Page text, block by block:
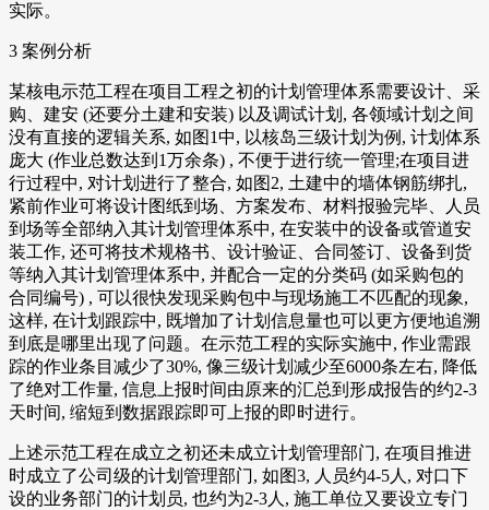
实际。
3 案例分析
某核电示范工程在项目工程之初的计划管理体系需要设计、采
购、建安 (还要分土建和安装) 以及调试计划, 各领域计划之间
没有直接的逻辑关系, 如图1中, 以核岛三级计划为例, 计划体系
庞大 (作业总数达到1万余条) , 不便于进行统一管理;在项目进
行过程中, 对计划进行了整合, 如图2, 土建中的墙体钢筋绑扎,
紧前作业可将设计图纸到场、方案发布、材料报验完毕、人员
到场等全部纳入其计划管理体系中, 在安装中的设备或管道安
装工作, 还可将技术规格书、设计验证、合同签订、设备到货
等纳入其计划管理体系中, 并配合一定的分类码 (如采购包的
合同编号) , 可以很快发现采购包中与现场施工不匹配的现象,
这样, 在计划跟踪中, 既增加了计划信息量也可以更方便地追溯
到底是哪里出现了问题。在示范工程的实际实施中, 作业需跟
踪的作业条目减少了30%, 像三级计划减少至6000条左右, 降低
了绝对工作量, 信息上报时间由原来的汇总到形成报告的约2-3
天时间, 缩短到数据跟踪即可上报的即时进行。
上述示范工程在成立之初还未成立计划管理部门, 在项目推进
时成立了公司级的计划管理部门, 如图3, 人员约4-5人, 对口下
设的业务部门的计划员, 也约为2-3人, 施工单位又要设立专门